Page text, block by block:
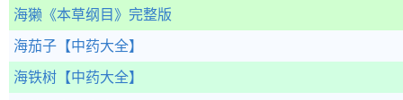
海獭 《本草纲目》完整版
海茄子 【中药大全】
海铁树 【中药大全】